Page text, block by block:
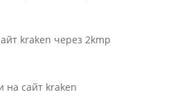
kraken через 2kmp
на сайт kraken